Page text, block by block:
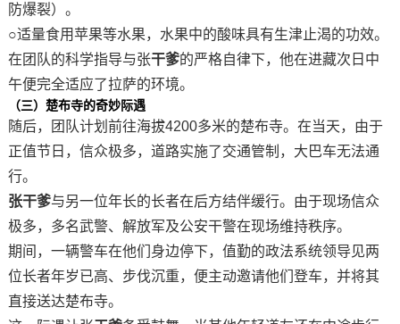
防爆裂）。
○适量食用苹果等水果，水果中的酸味具有生津止渴的功效。
在团队的科学指导与张干爹的严格自律下，他在进藏次日中
午便完全适应了拉萨的环境。
（三） 楚布寺的奇妙际遇
随后，团队计划前往海拔4200多米的楚布寺。在当天，由于
正值节日，信众极多，道路实施了交通管制，大巴车无法通
行。
张干爹与另一位年长的长者在后方结伴缓行。由于现场信众
极多，多名武警、解放军及公安干警在现场维持秩序。
期间，一辆警车在他们身边停下，值勤的政法系统领导见两
位长者年岁已高、步伐沉重，便主动邀请他们登车，并将其
直接送达楚布寺。